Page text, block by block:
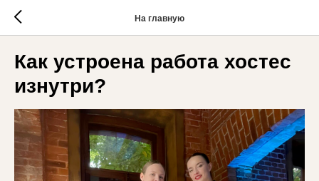
На главную
Как устроена работа хостес
изнутри?